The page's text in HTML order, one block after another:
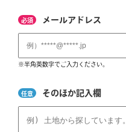
必須 メールアドレス
※半角英数字でご入力ください。
任意 そのほか記入欄